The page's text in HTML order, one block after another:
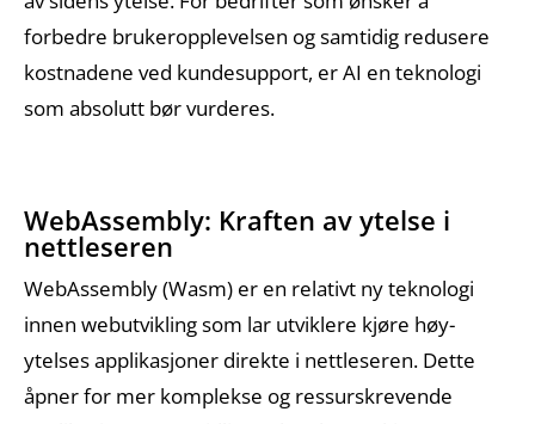
forbedre brukeropplevelsen og samtidig redusere
kostnadene ved kundesupport, er AI en teknologi
som absolutt bør vurderes.
WebAssembly: Kraften av ytelse i
nettleseren
WebAssembly (Wasm) er en relativt ny teknologi
innen webutvikling som lar utviklere kjøre høy-
ytelses applikasjoner direkte i nettleseren. Dette
åpner for mer komplekse og ressurskrevende